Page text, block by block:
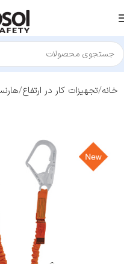
خانه تجهیزات کار در ارتفاع